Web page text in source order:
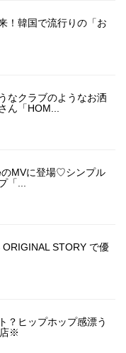
！韓国で流行りの「お
なクラブのようなお洒
ん「HOM...
のMVに登場♡シンプル
「...
ORIGINAL STORY で優
？ヒップホップ感漂う
※